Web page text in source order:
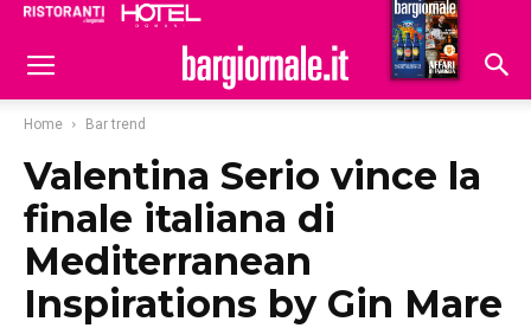
Hoteldomani
Home Bar trend
Valentina Serio vince la
finale italiana di
Mediterranean
Inspirations by Gin Mare